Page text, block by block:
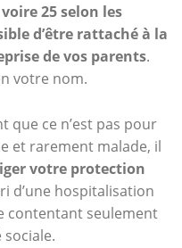
25 selon les
d’être rattaché à la
de vos parents.
votre nom.
que ce n’est pas pour
et rarement malade, il
votre protection
d’une hospitalisation
contentant seulement